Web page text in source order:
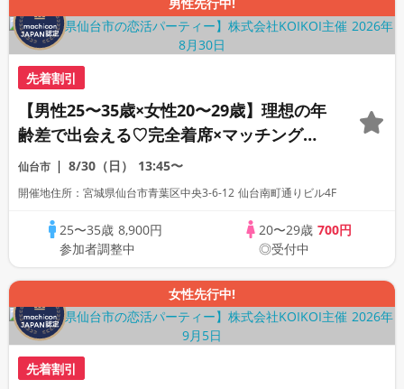
先着割引
【男性25〜35歳×女性20〜29歳】理想の年
齢差で出会える♡完全着席×マッチングゲ
ーム付きマッチングコン
仙台市 8/30（日） 13:45〜
開催地住所：宮城県仙台市青葉区中央3-6-12 仙台南町通りビル4F
25〜35歳 8,900円
参加者調整中
20〜29歳 700円
◎受付中
女性先行中!
先着割引